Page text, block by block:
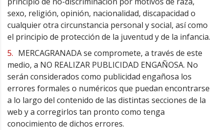
sexo, religión, opinión, nacionalidad, discapacidad o
cualquier otra circunstancia personal y social, así como
el principio de protección de la juventud y de la infancia.
MERCAGRANADA se compromete, a través de este
medio, a NO REALIZAR PUBLICIDAD ENGAÑOSA. No
serán considerados como publicidad engañosa los
errores formales o numéricos que puedan encontrarse
a lo largo del contenido de las distintas secciones de la
web y a corregirlos tan pronto como tenga
conocimiento de dichos errores.